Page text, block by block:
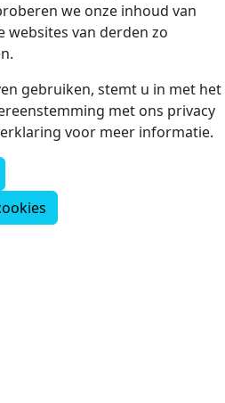
we onze inhoud van
websites van derden zo
gebruiken, stemt u in met het
met ons privacy
voor meer informatie.